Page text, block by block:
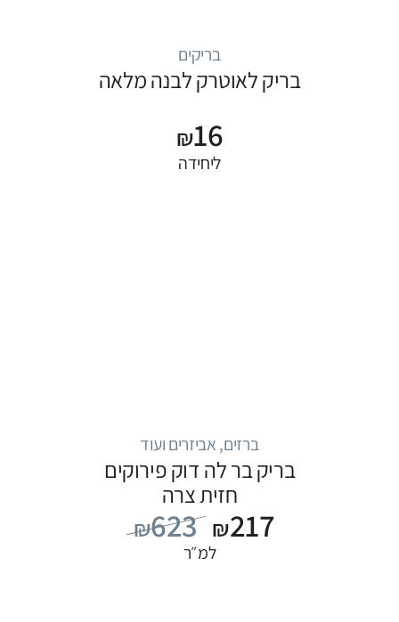
בריקים
בריק לאוטרק לבנה מלאה
₪16
ליחידה
ברזים, אביזרים ועוד
בריק בר לה דוק פירוקים
חזית צרה
₪623 ₪217
למ״ר